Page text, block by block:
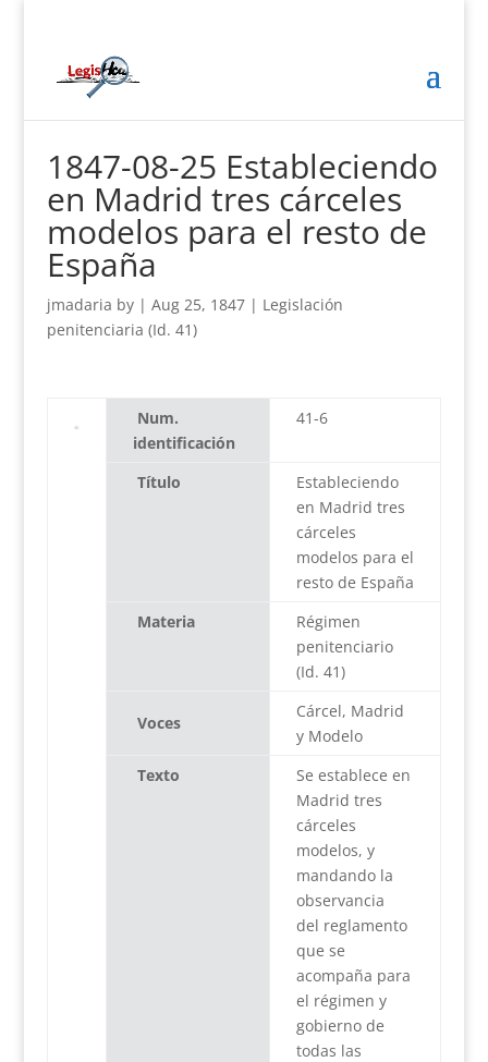
1847-08-25 Estableciendo
en Madrid tres cárceles
modelos para el resto de
España
jmadaria by | Aug 25, 1847| Legislación
penitenciaria (Id. 41)
Num.
identificación
41-6
Título
Estableciendo
en Madrid tres
cárceles
modelos para el
resto de España
Materia
Régimen
penitenciario
(Id. 41)
Voces
Cárcel, Madrid
y Modelo
Texto
Se establece en
Madrid tres
cárceles
modelos, y
mandando la
observancia
del reglamento
que se
acompaña para
el régimen y
gobierno de
todas las